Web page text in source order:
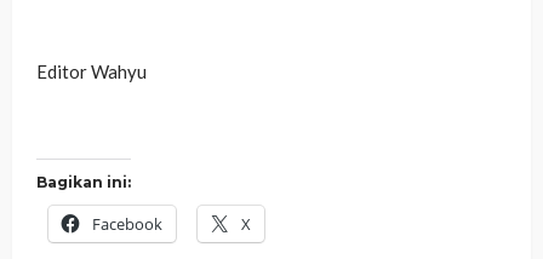
‎Editor Wahyu
Bagikan ini:
Facebook X